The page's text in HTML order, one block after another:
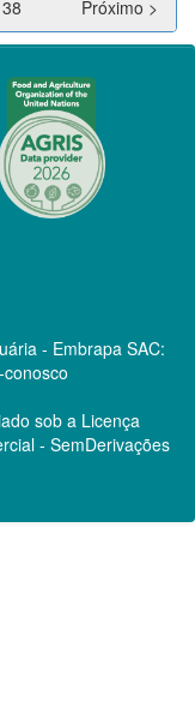
Próximo >
- Embrapa SAC:
sob a Licença
- SemDerivações